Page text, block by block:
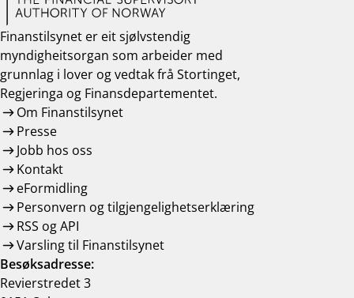
Finanstilsynet er eit sjølvstendig
myndigheitsorgan som arbeider med
grunnlag i lover og vedtak frå Stortinget,
Regjeringa og Finansdepartementet.
Om Finanstilsynet
Presse
Jobb hos oss
Kontakt
eFormidling
Personvern og tilgjengelighetserklæring
RSS og API
Varsling til Finanstilsynet
Besøksadresse:
Revierstredet 3